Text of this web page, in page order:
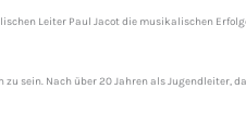
Leiter Paul Jacot die musikalischen
sein. Nach über 20 Jahren als Jugendleiter,